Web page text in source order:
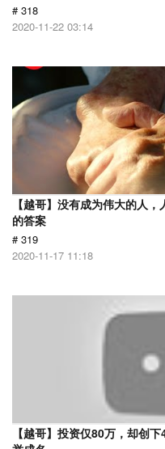
# 318
2020-11-22 03:14
【越哥】没有成为伟大的人
的答案
# 319
2020-11-17 11:18
【越哥】投资仅80万，却创